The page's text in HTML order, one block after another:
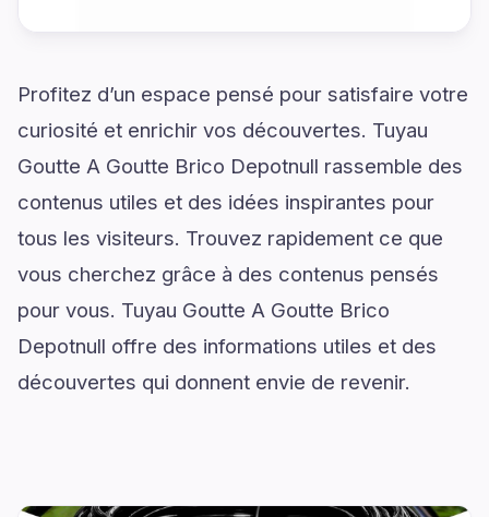
Profitez d’un espace pensé pour satisfaire votre
curiosité et enrichir vos découvertes. Tuyau
Goutte A Goutte Brico Depotnull rassemble des
contenus utiles et des idées inspirantes pour
tous les visiteurs. Trouvez rapidement ce que
vous cherchez grâce à des contenus pensés
pour vous. Tuyau Goutte A Goutte Brico
Depotnull offre des informations utiles et des
découvertes qui donnent envie de revenir.